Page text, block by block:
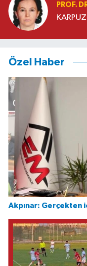
PROF.
Özel Haber
Akpınar: Gerçekten